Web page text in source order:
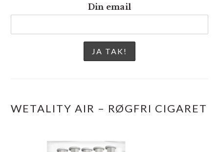
Din email
WETALITY AIR – RØGFRI CIGARET